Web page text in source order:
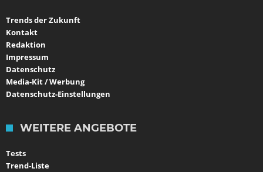
Trends der Zukunft
Kontakt
Redaktion
Impressum
Datenschutz
Media-Kit / Werbung
Datenschutz-Einstellungen
WEITERE ANGEBOTE
Tests
Trend-Liste